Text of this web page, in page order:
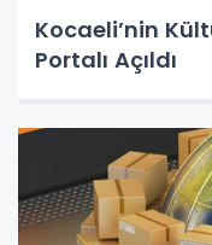
Kocaeli’nin
Portalı Açıldı